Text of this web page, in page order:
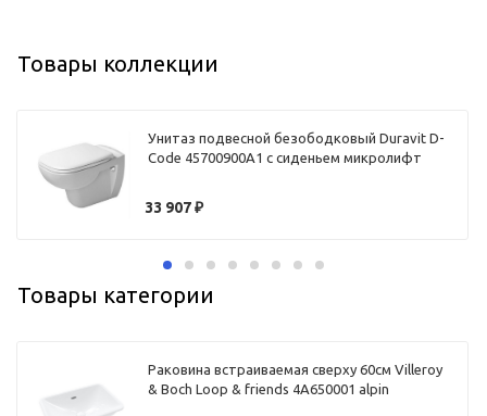
Товары коллекции
Унитаз подвесной безободковый Duravit D-
Code 45700900A1 с сиденьем микролифт
33 907₽
Товары категории
Раковина встраиваемая сверху 60см Villeroy
& Boch Loop & friends 4A650001 alpin